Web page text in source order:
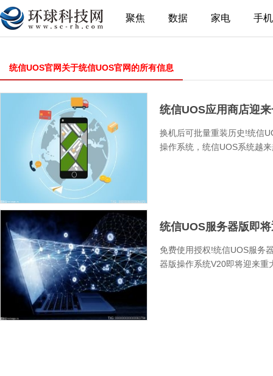
聚焦 数据 家电 手机
统信UOS官网关于统信UOS官网的所有信息
统信UOS应用商店迎
换机后可批量重装历史!统信
操作系统，统信UOS系统越
统信UOS服务器版即
免费使用授权!统信UOS服务
器版操作系统V20即将迎来重